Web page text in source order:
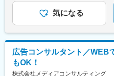
気になる
広告コンサルタント／WEB
もOK！
株式会社メディアコンサルティング